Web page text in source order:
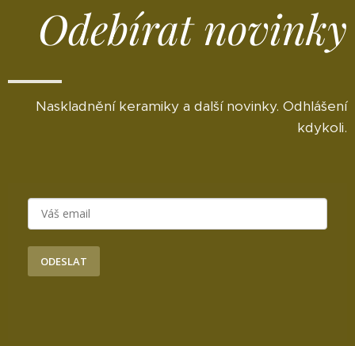
Odebírat novinky
Naskladnění keramiky a další novinky. Odhlášení
kdykoli.
ODESLAT